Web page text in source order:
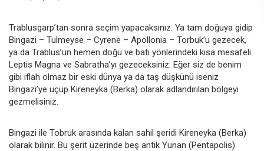
Trablusgarp’tan sonra seçim yapacaksınız. Ya tam doğuya gidip
Bingazi – Tulmeyse – Cyrene – Apollonia – Torbuk’u gezecek,
ya da Trablus’un hemen doğu ve batı yönlerindeki kısa mesafeli
Leptis Magna ve Sabratha’yı gezeceksiniz. Eğer siz de benim
gibi iflah olmaz bir eski dünya ya da taş düşkünü iseniz
Bingazi’ye uçup Kireneyka (Berka) olarak adlandırılan bölgeyi
gezmelisiniz.
Bingazi ile Tobruk arasında kalan sahil şeridi Kireneyka (Berka)
olarak bilinir. Bu şerit üzerinde beş antik Yunan (Pentapolis)